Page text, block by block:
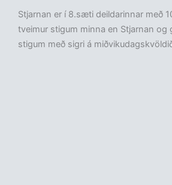
Stjarnan er í 8.sæti deildarinnar með
tveimur stigum minna en Stjarnan og
stigum með sigri á